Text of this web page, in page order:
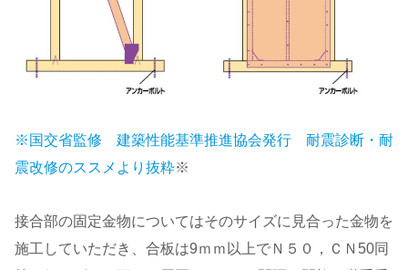
※国交省監修 建築性能基準推進協会発行 耐震診断・耐
震改修のススメより抜粋※
接合部の固定金物についてはそのサイズに見合った金物を
施工していただき、合板は9ｍｍ以上でＮ５０，ＣＮ50同